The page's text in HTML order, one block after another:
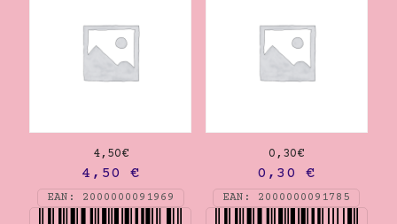
4,50€
4,50 €
EAN: 2000000091969
0,30€
0,30€
EAN: 2000000091785